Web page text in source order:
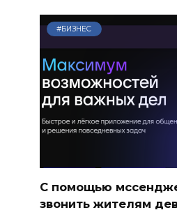
#БИЗНЕС
С помощью
звонить жителям